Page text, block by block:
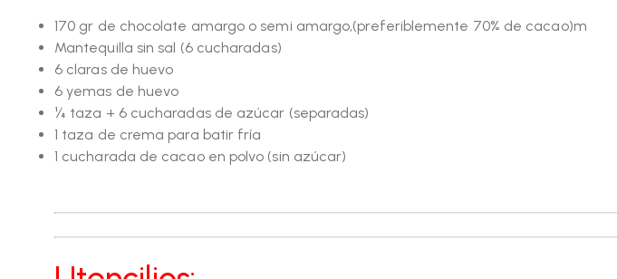
170 gr de chocolate amargo o semi amargo,(preferiblemente 70% de cacao)m
Mantequilla sin sal (6 cucharadas)
6 claras de huevo
6 yemas de huevo
¼ taza + 6 cucharadas de azúcar (separadas)
1 taza de crema para batir fría
1 cucharada de cacao en polvo (sin azúcar)